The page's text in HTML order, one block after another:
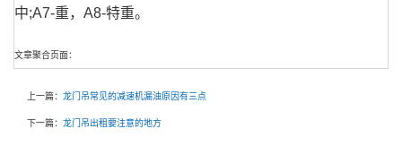
中;A7-重，A8-特重。
文章聚合页面：
上一篇： 龙门吊常见的减速机漏油原因有三点
下一篇： 龙门吊出租要注意的地方